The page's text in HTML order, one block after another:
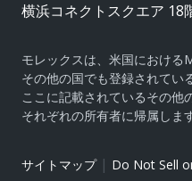
横浜コネクトスクエア 18
モレックスは、米国における
その他の国でも登録されてい
ここに記載されているその他
それぞれの所有者に帰属し
サイトマップ| Do Not Sell